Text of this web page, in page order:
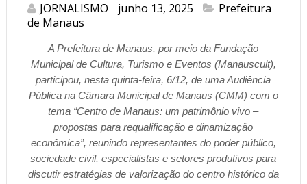
JORNALISMO junho 13, 2025
Prefeitura
de Manaus
A Prefeitura de Manaus, por meio da Fundação
Municipal de Cultura, Turismo e Eventos (Manauscult),
participou, nesta quinta-feira, 6/12, de uma Audiência
Pública na Câmara Municipal de Manaus (CMM) com o
tema “Centro de Manaus: um patrimônio vivo –
propostas para requalificação e dinamização
econômica”, reunindo representantes do poder público,
sociedade civil, especialistas e setores produtivos para
discutir estratégias de valorização do centro histórico da